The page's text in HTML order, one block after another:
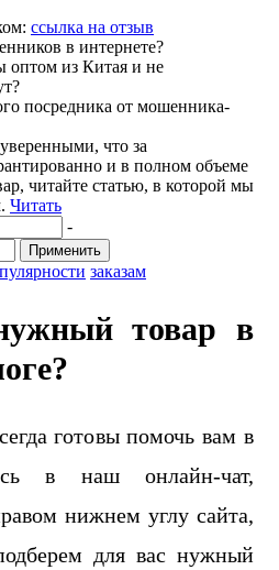
ссылка на отзыв
в интернете?
оптом из Китая и не
посредника от мошенника-
что за
и в полном объеме
читайте статью, в которой мы
Читать
заказам
-
Применить
товар в
готовы помочь вам в
в наш онлайн-чат,
нижнем углу сайта,
для вас нужный